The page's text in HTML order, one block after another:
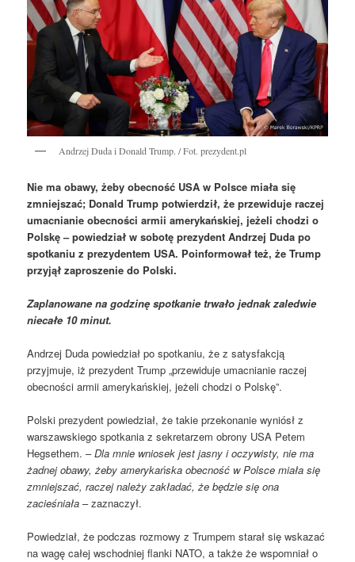
Andrzej Duda i Donald Trump. / Fot. prezydent.pl
Nie ma obawy, żeby obecność USA w Polsce miała się
zmniejszać; Donald Trump potwierdził, że przewiduje raczej
umacnianie obecności armii amerykańskiej, jeżeli chodzi o
Polskę – powiedział w sobotę prezydent Andrzej Duda po
spotkaniu z prezydentem USA. Poinformował też, że Trump
przyjął zaproszenie do Polski.
Zaplanowane na godzinę spotkanie trwało jednak zaledwie
niecałe 10 minut.
Andrzej Duda powiedział po spotkaniu, że z satysfakcją
przyjmuje, iż prezydent Trump „przewiduje umacnianie raczej
obecności armii amerykańskiej, jeżeli chodzi o Polskę”.
Polski prezydent powiedział, że takie przekonanie wyniósł z
warszawskiego spotkania z sekretarzem obrony USA Petem
Hegsethem. –Dla mnie wniosek jest jasny i oczywisty, nie ma
żadnej obawy, żeby amerykańska obecność w Polsce miała się
zmniejszać, raczej należy zakładać, że będzie się ona
zacieśniała – zaznaczył.
Powiedział, że podczas rozmowy z Trumpem starał się wskazać
na wagę całej wschodniej flanki NATO, a także że wspomniał o